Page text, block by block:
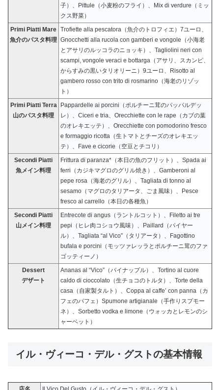
子）、Pittule（小麦粉のフライ）、Mix di verdure（ミッ
クス野菜）
Primi Piatti Mare
魚介のパスタ料理
Trofiette alla pescatora（魚介のトロフィエ）7ユーロ、
Gnocchetti alla rucola con gamberi e vongole（小海老
とアサリのルッコラのニョッキ）、Tagliolini neri con
scampi, vongole veraci e bottarga（アサリ、スカンピ、
からすみの黒いタリオリーニ）9ユーロ、Risotto al
gambero rosso con trito di rosmarino（海老のリゾッ
ト）
Primi Piatti Terra
山のパスタ料理
Pappardelle ai porcini（ポルチーニ茸のパッパルデッ
レ）、Ciceri e tria、Orecchiette con le rape（カブの葉
のオレキエッテ）、Orecchiette con pomodorino fresco
e formaggio ricotta（生トマトとチーズのオレキエッ
テ）、Fave e cicorie（空豆とチコリ）
Secondi Piatti
魚メイン料理
Frittura di paranza*（本日の魚のフリット）、Spada ai
ferri（カジキマグロのグリル焼き）、Gamberoni al
pepe rosa（海老のグリル）、Tagliata di tonno al
sesamo（マグロのタリアータ、ごま風味）、Pesce
fresco al carrello（本日の各種魚）
Secondi Piatti
山メイン料理
Entrecote di angus（ラントルコット）、Filetto ai tre
pepi（ヒレ肉コショウ風味）、Paillard（パイヤー
ル）、Tagliata “al Vico”（タリアータ）、Fagottino
bufala e porcini（モッツァレッラとポルチーニ茸のファ
ゴッティーノ）
Dessert
デザート
Ananas al “Vico”（パイナップル）、Tortino al cuore
caldo di cioccolato（生チョコのトルタ）、Torte della
casa（自家製タルト）、Coppa al caffe’ con panna（カ
フェのパフェ）Spumone artigianale（手作りスプモー
ネ）、Sorbetto vodka e limone（ウォッカとレモンのシ
ャーベット）
イル・ヴィーコ・デル・グストの基本情報